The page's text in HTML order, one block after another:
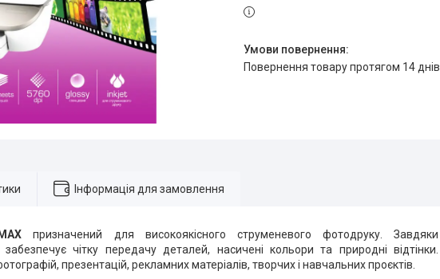
повернення товару протягом 14 днів
Інформація для замовлення
призначений для високоякісного струменевого фотодруку. Завдяки
чітку передачу деталей, насичені кольори та природні відтінки.
презентацій, рекламних матеріалів, творчих і навчальних проєктів.